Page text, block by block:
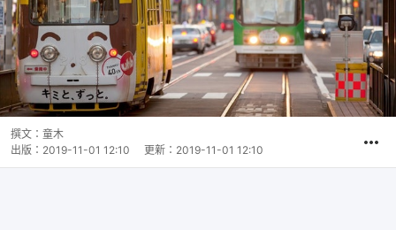
撰文： 童木
出版： 2019-11-01 12:10 更新： 2019-11-01 12:10